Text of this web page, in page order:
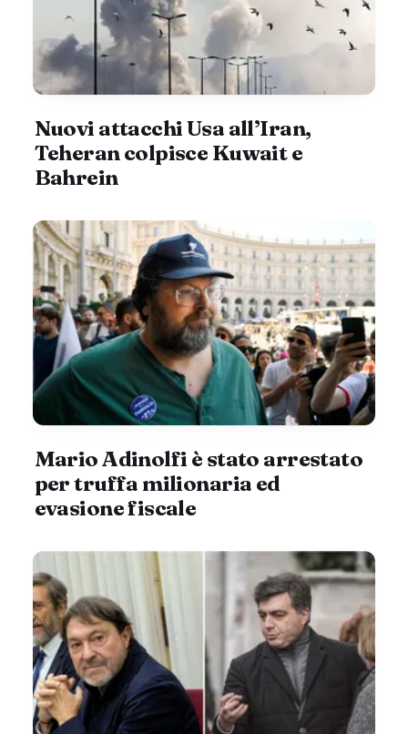
Nuovi attacchi Usa all’Iran,
Teheran colpisce Kuwait e
Bahrein
Mario Adinolfi è stato arrestato
per truffa milionaria ed
evasione fiscale